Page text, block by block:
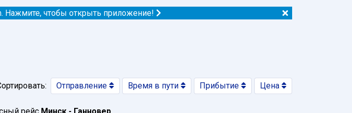
Нажмите, чтобы открыть приложение!
Отправление Время в пути Прибытие Цена